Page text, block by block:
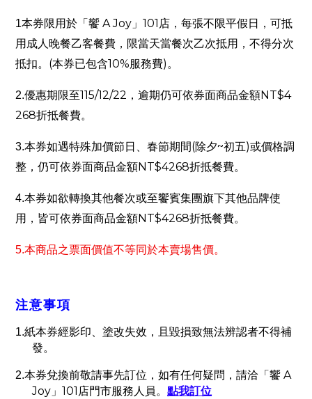
1本券限用於「饗 A Joy 」 101 店，每張不限平假日，可抵
用成人晚餐乙客餐費，限當天當餐次乙次抵用，不得分次
抵扣。 (本券已包含10%服務費) 。
2.優惠期限至115/12/22 ，逾期仍可依券面商品金額NT$4
268折抵餐費。
3.本券如遇特殊加價節日、春節期間(除夕~初五)或價格調
整，仍可依券面商品金額NT$4268折抵餐費。
4.本券如欲轉換其他餐次或至饗賓集團旗下其他品牌使
用，皆可依券面商品金額NT$4268折抵餐費。
5.本商品之票面價值不等同於本賣場售價。
注意事項
1.紙本券經影印、塗改失效，且毀損致無法辨認者不得補
發。
2.本券兌換前敬請事先訂位，如有任何疑問，請洽「饗 A
Joy 」 101 店門市服務人員。 點我訂位